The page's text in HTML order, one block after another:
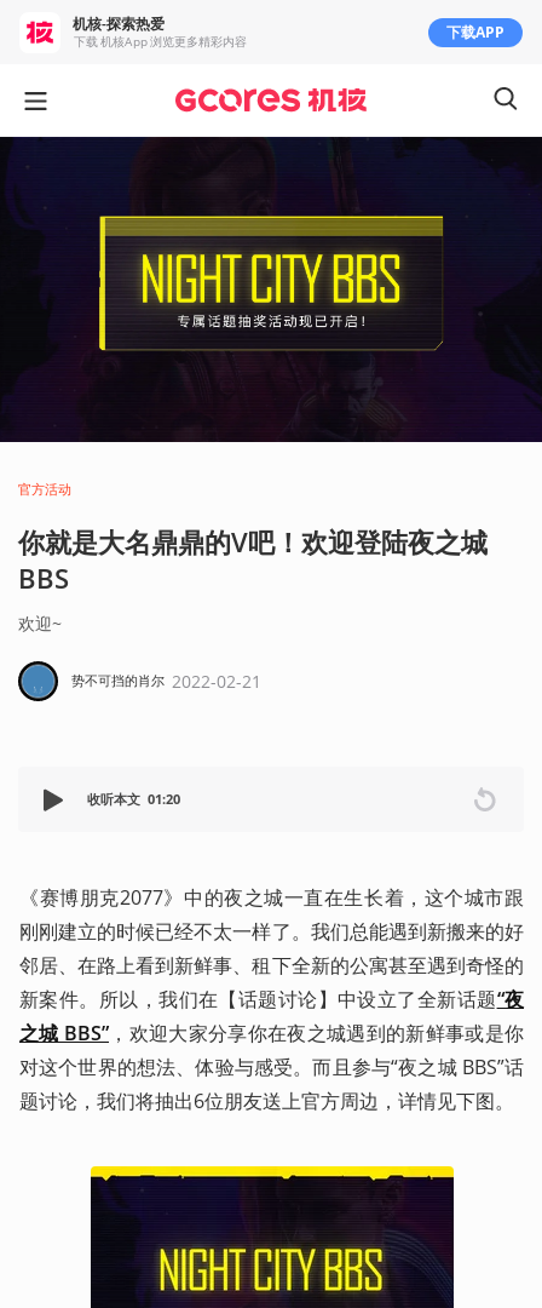
官方活动
你就是大名鼎鼎的V吧！欢迎登陆夜之城
BBS
欢迎~
势不可挡的肖尔 2022-02-21
收听本文 01:20
《赛博朋克2077》中的夜之城一直在生长着，这个城市跟
刚刚建立的时候已经不太一样了。我们总能遇到新搬来的好
邻居、在路上看到新鲜事、租下全新的公寓甚至遇到奇怪的
新案件。所以，我们在【话题讨论】中设立了全新话题“夜
之城 BBS” ，欢迎大家分享你在夜之城遇到的新鲜事或是你
对这个世界的想法、体验与感受。而且参与“夜之城 BBS”话
题讨论，我们将抽出6位朋友送上官方周边，详情见下图。
机核-探索热爱
下载 机核App 浏览更多精彩内容 下载APP